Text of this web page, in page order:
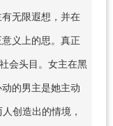
无限遐想，并在
义上的思。真正
会头目。女主在黑
的男主是她主动
创造出的情境，